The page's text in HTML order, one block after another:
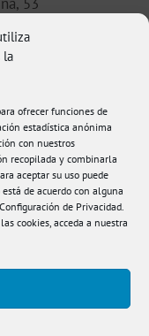
la
ofrecer funciones de
estadística anónima
con nuestros
recopilada y combinarla
aceptar su uso puede
de acuerdo con alguna
de Privacidad.
cookies, acceda a nuestra